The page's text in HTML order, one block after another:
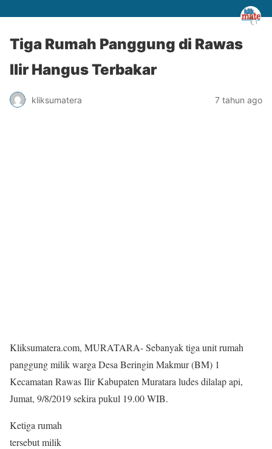
Tiga Rumah Panggung di Rawas
Ilir Hangus Terbakar
kliksumatera 7 tahun ago
Kliksumatera.com, MURATARA- Sebanyak tiga unit rumah
panggung milik warga Desa Beringin Makmur (BM) 1
Kecamatan Rawas Ilir Kabupaten Muratara ludes dilalap api,
Jumat, 9/8/2019 sekira pukul 19.00 WIB.
Ketiga rumah
tersebut milik